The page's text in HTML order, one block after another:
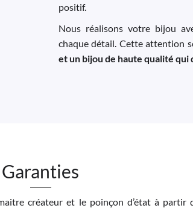
positif.
Nous réalisons votre bijou
chaque détail. Cette attention
et un bijou de haute qualité
Garanties
créateur et le poinçon d’état à partir